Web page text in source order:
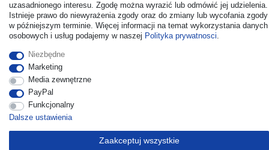
© Copyright 2026 | Wszelkie prawa zastrzezone. - All rights
reserved. Prices incl. VAT. 19% VAT Basic prices see article detail
uzasadnionego interesu. Zgodę można wyrazić lub odmówić jej udzielenia.
Istnieje prawo do niewyrażenia zgody oraz do zmiany lub wycofania zgody
w późniejszym terminie. Więcej informacji na temat wykorzystania danych
osobowych i usług podajemy w naszej Polityka prywatnosci.
Niezbędne
Marketing
Media zewnętrzne
PayPal
Funkcjonalny
Dalsze ustawienia
Zaakceptuj wszystkie
Odstąp od umowy tutaj